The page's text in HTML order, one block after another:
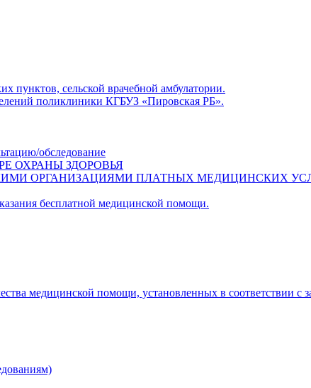
пунктов, сельской врачебной амбулатории.
поликлиники КГБУЗ «Пировская РБ».
обследование
ОХРАНЫ ЗДОРОВЬЯ
ОРГАНИЗАЦИЯМИ ПЛАТНЫХ МЕДИЦИНСКИХ
бесплатной медицинской помощи.
медицинской помощи, установленных в соответствии с